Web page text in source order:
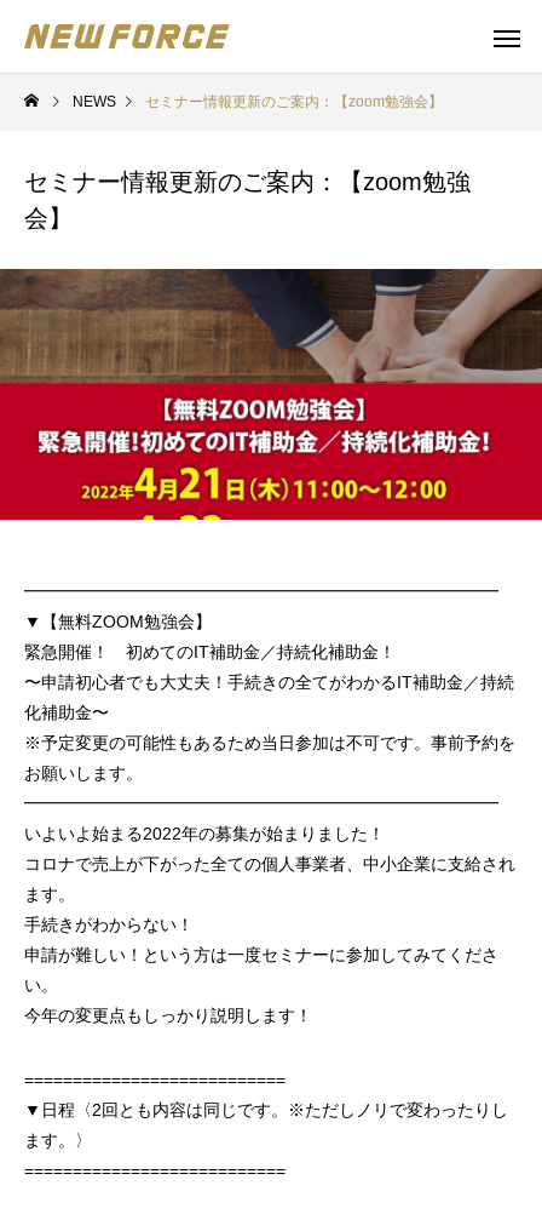
WEBコンテンツ
NEWS セミナー情報更新のご案内：【zoom勉強会】
セミナー情報更新のご案内：【zoom勉強
会】
━━━━━━━━━━━━━━━━━━━━━━━━━━━━
▼【無料ZOOM勉強会】
緊急開催！ 初めてのIT補助金／持続化補助金！
〜申請初心者でも大丈夫！手続きの全てがわかるIT補助金／持続
化補助金〜
※予定変更の可能性もあるため当日参加は不可です。事前予約を
お願いします。
━━━━━━━━━━━━━━━━━━━━━━━━━━━━
いよいよ始まる2022年の募集が始まりました！
コロナで売上が下がった全ての個人事業者、中小企業に支給され
ます。
手続きがわからない！
申請が難しい！という方は一度セミナーに参加してみてくださ
い。
今年の変更点もしっかり説明します！
===========================
▼日程〈2回とも内容は同じです。※ただしノリで変わったりし
ます。〉
===========================